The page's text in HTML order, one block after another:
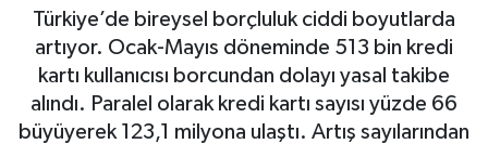
Türkiye’de bireysel borçluluk ciddi boyutlarda
artıyor. Ocak-Mayıs döneminde 513 bin kredi
kartı kullanıcısı borcundan dolayı yasal takibe
alındı. Paralel olarak kredi kartı sayısı yüzde 66
büyüyerek 123,1 milyona ulaştı. Artış sayılarından